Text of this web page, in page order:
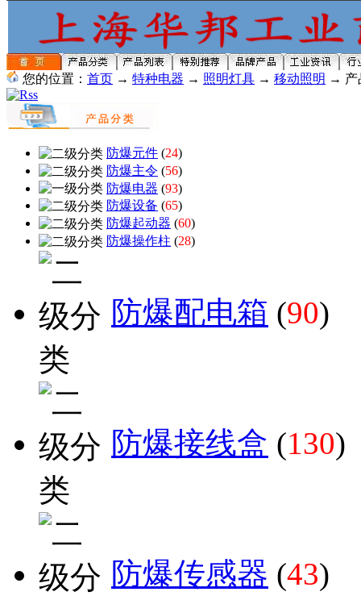
您的位置： 首页 → 特种电器 → 照明灯具 → 移动照明 → 产
防爆元件 (24)
防爆主令 (56)
防爆电器 (93)
防爆设备 (65)
防爆起动器 (60)
防爆操作柱 (28)
防爆配电箱 (90)
防爆接线盒 (130)
防爆传感器 (43)